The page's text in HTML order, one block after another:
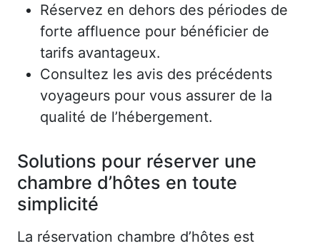
Réservez en dehors des périodes de
forte affluence pour bénéficier de
tarifs avantageux.
Consultez les avis des précédents
voyageurs pour vous assurer de la
qualité de l’hébergement.
Solutions pour réserver une
chambre d’hôtes en toute
simplicité
La réservation chambre d’hôtes est